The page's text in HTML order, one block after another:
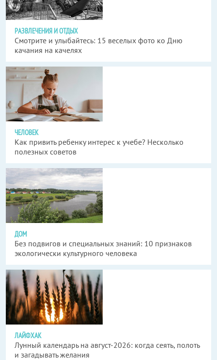
РАЗВЛЕЧЕНИЯ И ОТДЫХ
Смотрите и улыбайтесь: 15 веселых фото ко Дню
качания на качелях
ЧЕЛОВЕК
Как привить ребенку интерес к учебе? Несколько
полезных советов
ДОМ
Без подвигов и специальных знаний: 10 признаков
экологически культурного человека
ЛАЙФХАК
Лунный календарь на август-2026: когда сеять, полоть
и загадывать желания